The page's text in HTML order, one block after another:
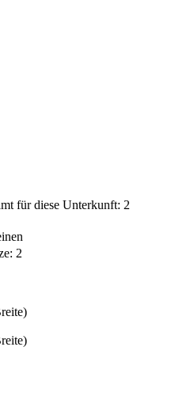
für diese Unterkunft: 2
2